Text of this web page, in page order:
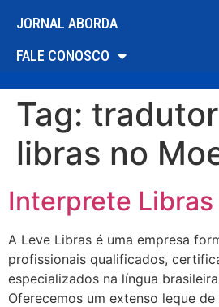
JORNAL ABORDA
FALE CONOSCO
Tag:
libras no
Interprete Libras
A Leve Libras é uma empresa
profissionais qualificados,
especializados na língua
Oferecemos um extenso leque